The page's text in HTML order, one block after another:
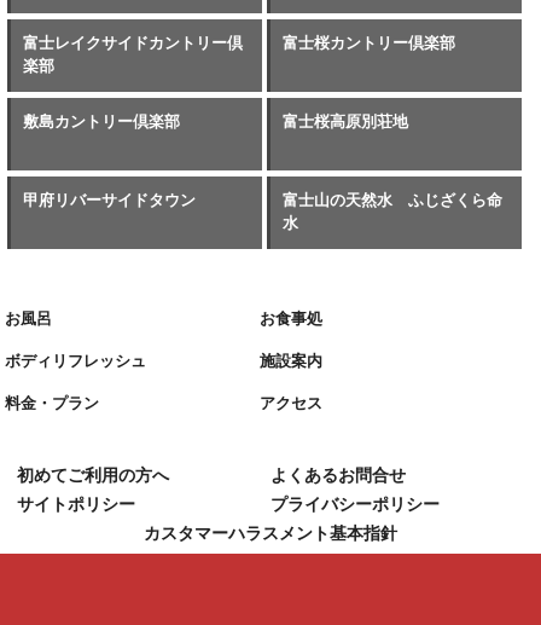
富士レイクサイドカントリー倶
楽部
富士桜カントリー倶楽部
敷島カントリー倶楽部 富士桜高原別荘地
甲府リバーサイドタウン
富士山の天然水 ふじざくら命
水
お風呂 お食事処
ボディリフレッシュ 施設案内
料金・プラン アクセス
初めてご利用の方へ
よくあるお問合せ
サイトポリシー
プライバシーポリシー
カスタマーハラスメント基本指針